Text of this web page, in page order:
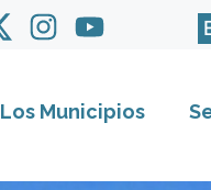
Los Municipios